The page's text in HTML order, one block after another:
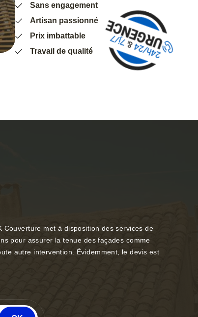
Sans engagement
Artisan passionné
Prix imbattable
Travail de qualité
met à disposition des services de
pour assurer la tenue des façades comme
autre intervention. Évidemment, le devis est